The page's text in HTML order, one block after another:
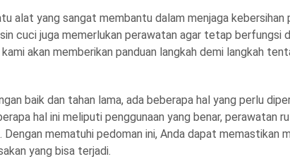
alat yang sangat membantu dalam menjaga kebersihan
cuci juga memerlukan perawatan agar tetap berfungsi
akan memberikan panduan langkah demi langkah
baik dan tahan lama, ada beberapa hal yang perlu
hal ini meliputi penggunaan yang benar, perawatan
mematuhi pedoman ini, Anda dapat memastikan
yang bisa terjadi.